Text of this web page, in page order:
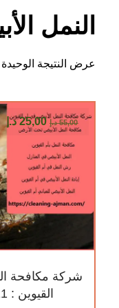
النمل
عرض النتيجة الوحيدة
شركة مكافحة
القيوين : 0501640311
55,00 د.إ 25,00 د.إ